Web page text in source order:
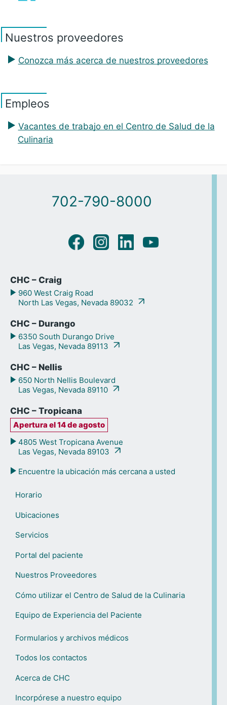
Nuestros proveedores
Conozca más acerca de nuestros proveedores
Empleos
Vacantes de trabajo en el Centro de Salud de la
Culinaria
702-790-8000
CHC – Craig
960 West Craig Road
North Las Vegas, Nevada 89032
CHC – Durango
6350 South Durango Drive
Las Vegas, Nevada 89113
CHC – Nellis
650 North Nellis Boulevard
Las Vegas, Nevada 89110
CHC – Tropicana
Apertura el 14 de agosto
4805 West Tropicana Avenue
Las Vegas, Nevada 89103
Encuentre la ubicación más cercana a usted
Horario
Ubicaciones
Servicios
Portal del paciente
Nuestros Proveedores
Cómo utilizar el Centro de Salud de la Culinaria
Equipo de Experiencia del Paciente
Formularios y archivos médicos
Todos los contactos
Acerca de CHC
Incorpórese a nuestro equipo